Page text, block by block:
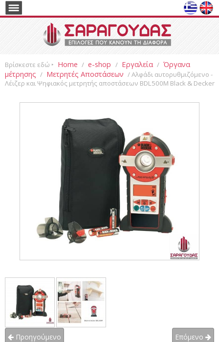
Βρίσκεστε εδώ ‣ Home / e-shop / Εργαλεία / Όργανα
μέτρησης / Μετρητές Αποστάσεων / Αλφάδι αυτορυθμιζόμενο -
Λέιζερ και Ψηφιακός μετρητής αποστάσεων BDL500M Black & Decker
Προηγούμενο Επόμενο